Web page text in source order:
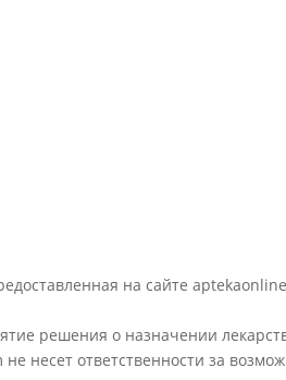
на сайте
решения о назначении
не несет ответственности за